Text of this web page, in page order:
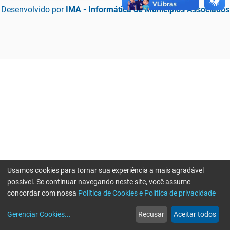
Desenvolvido por IMA - Informática de Municípios Associados
web
Notícias
more_horiz
Mais
Usamos cookies para tornar sua experiência a mais agradável
possível. Se continuar navegando neste site, você assume
concordar com nossa Política de Cookies e Política de privacidade
Gerenciar Cookies... Recusar Aceitar todos
Erro ao enviar informações, por favor tente novamente